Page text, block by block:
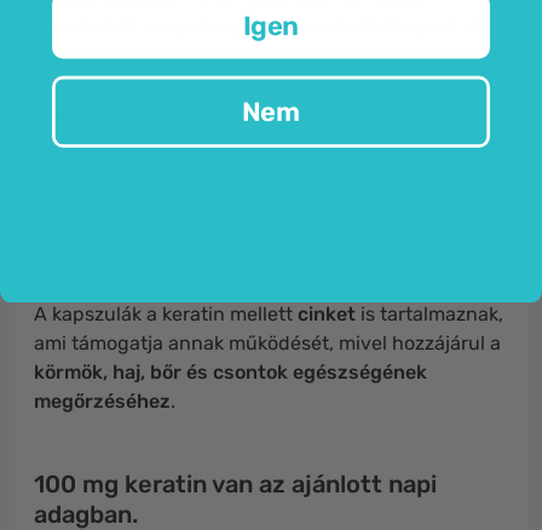
magashegyi juhok szőréből nyerik
tibeti juhokat nehéz időjárási körülmények között
tenyésztik, ami azt jelenti, hogy szőrüknek erősnek,
és sűrűnek kell lennie.
A kapszulák a keratin mellett cinket is tartalmaznak,
ami támogatja annak működését, mivel hozzájárul a
körmök, haj, bőr és csontok egészségének
megőrzéséhez.
100 mg keratin van az ajánlott napi
adagban.
Igen
Nem